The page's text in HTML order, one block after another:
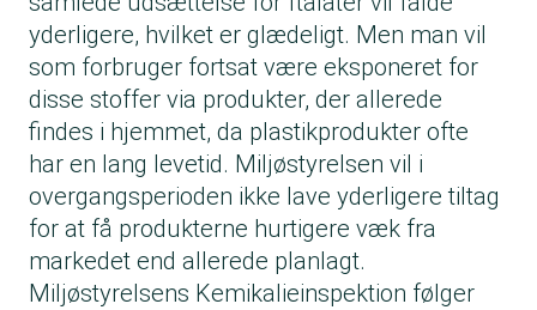
yderligere, hvilket er glædeligt. Men man vil
som forbruger fortsat være eksponeret for
disse stoffer via produkter, der allerede
findes i hjemmet, da plastikprodukter ofte
har en lang levetid. Miljøstyrelsen vil i
overgangsperioden ikke lave yderligere tiltag
for at få produkterne hurtigere væk fra
markedet end allerede planlagt.
Miljøstyrelsens Kemikalieinspektion følger